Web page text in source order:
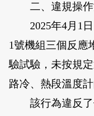
二、違規操作
2025年4月1日
1號機組三個反應
驗試驗，未按規
路冷、熱段溫度
該行為違反了